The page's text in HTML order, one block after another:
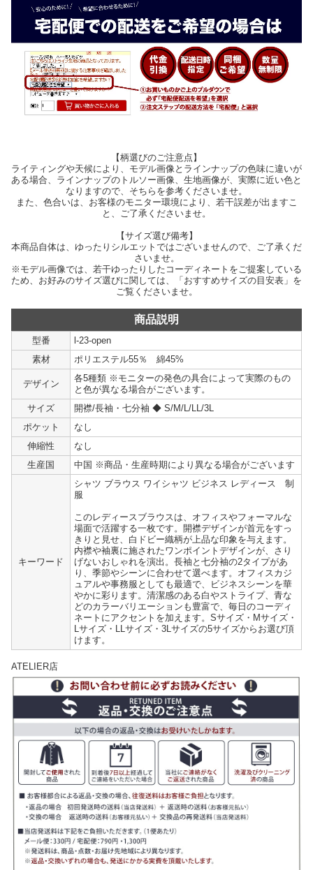
【柄選びのご注意点】
ライティングや天候により、モデル画像とラインナップの色味に違いが
ある場合、ラインナップのトルソー画像、生地画像が、実際に近い色と
なりますので、そちらを参考くださいませ。
また、色合いは、お客様のモニター環境により、若干誤差が出ますこ
と、ご了承くださいませ。
【サイズ選び備考】
本商品自体は、ゆったりシルエットではございませんので、ご了承くだ
さいませ。
※モデル画像では、若干ゆったりしたコーディネートをご提案している
ため、お好みのサイズ選びに関しては、「おすすめサイズの目安表」を
ご覧くださいませ。
商品説明
型番
l-23-open
素材
ポリエステル55％ 綿45%
デザイン
各5種類 ※モニターの発色の具合によって実際のもの
と色が異なる場合がございます。
サイズ
開襟/長袖・七分袖 ◆ S/M/L/LL/3L
ポケット
なし
伸縮性
なし
生産国
中国 ※商品・生産時期により異なる場合がございます
キーワード
シャツ ブラウス ワイシャツ ビジネス レディース 制
服
このレディースブラウスは、オフィスやフォーマルな
場面で活躍する一枚です。開襟デザインが首元をすっ
きりと見せ、白ドビー織柄が上品な印象を与えます。
内襟や袖裏に施されたワンポイントデザインが、さり
げないおしゃれを演出。長袖と七分袖の2タイプがあ
り、季節やシーンに合わせて選べます。オフィスカジ
ュアルや事務服としても最適で、ビジネスシーンを華
やかに彩ります。清潔感のある白やストライプ、青な
どのカラーバリエーションも豊富で、毎日のコーディ
ネートにアクセントを加えます。Sサイズ・Mサイズ・
Lサイズ・LLサイズ・3Lサイズの5サイズからお選び頂
けます。
ATELIER店